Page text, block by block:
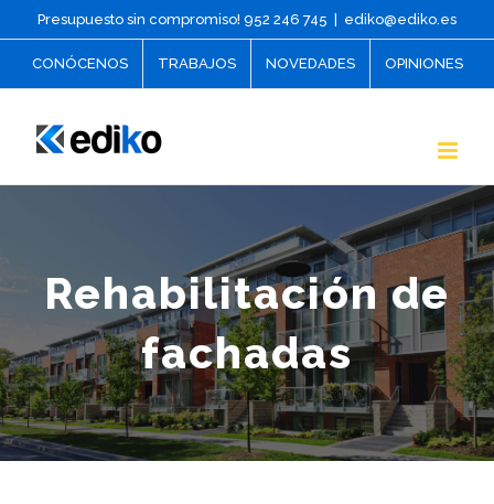
content
Presupuesto sin compromiso! 952 246 745 ediko@ediko.es
CONÓCENOS TRABAJOS NOVEDADES OPINIONES
Rehabilitación de
fachadas